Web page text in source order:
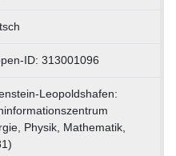
ID: 313001096
Leopoldshafen:
Physik, Mathematik,